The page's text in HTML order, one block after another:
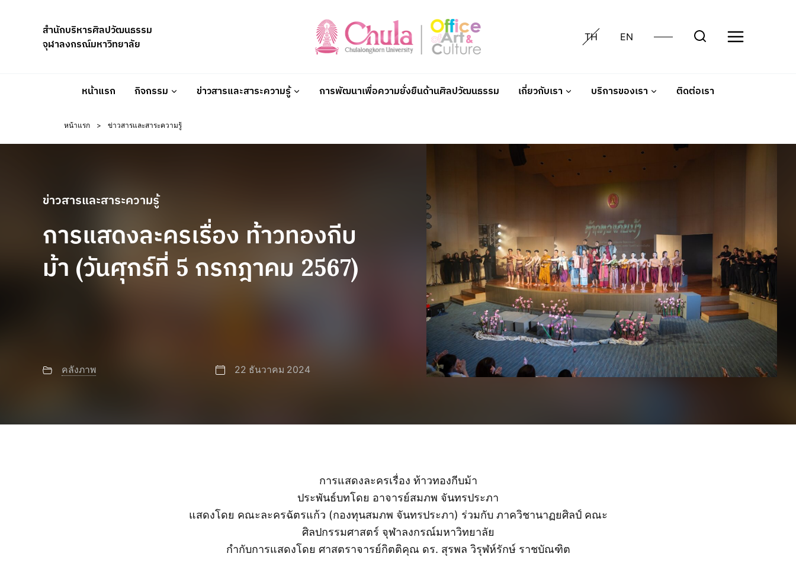
สำนักบริหารศิลปวัฒนธรรม
จุฬาลงกรณ์มหาวิทยาลัย
TH EN
หน้าแรก กิจกรรม ข่าวสารและสาระความรู้ การพัฒนาเพื่อความยั่งยืนด้านศิลปวัฒนธรรม เกี่ยวกับเรา บริการของเรา ติดต่อเรา
หน้าแรก > ข่าวสารและสาระความรู้
ข่าวสารและสาระความรู้
การแสดงละครเรื่อง ท้าวทองกีบ
ม้า (วันศุกร์ที่ 5 กรกฎาคม 2567)
คลังภาพ 22 ธันวาคม 2024
การแสดงละครเรื่อง ท้าวทองกีบม้า
ประพันธ์บทโดย อาจารย์สมภพ จันทรประภา
แสดงโดย คณะละครฉัตรแก้ว (กองทุนสมภพ จันทรประภา) ร่วมกับ ภาควิชานาฏยศิลป์ คณะ
ศิลปกรรมศาสตร์ จุฬาลงกรณ์มหาวิทยาลัย
กำกับการแสดงโดย ศาสตราจารย์กิตติคุณ ดร. สุรพล วิรุฬห์รักษ์ ราชบัณฑิต